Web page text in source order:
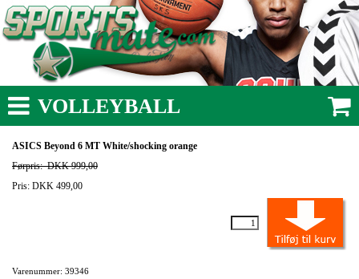
VOLLEYBALL
ASICS Beyond 6 MT White/shocking orange
Førpris:DKK 999,00
Pris: DKK 499,00
Varenummer: 39346